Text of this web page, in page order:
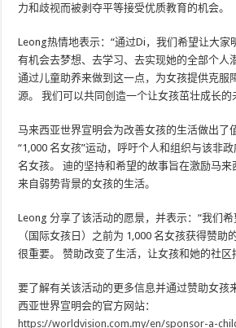
力和歧视而被剥夺平等接受优质教育的机会。
Leong热情地表示：“通过Di，我们希望让大家
有机会去梦想、去学习、去实现她的全部个人
通过儿童助养来做到这一点，为女孩提供克服
源。 我们可以共同创造一个让女孩茁壮成长的
马来西亚世界宣明会为改善女孩的生活做出了
“1,000 名女孩”运动，呼吁个人和组织与该非
名女孩。 迪的坚持和希望的故事旨在激励马来
来自弱势背景的女孩的生活。
Leong 分享了该活动的愿景，并表示：“我们希
（国际女孩日）之前为 1,000 名女孩获得赞助
很重要。 赞助改变了生活，让女孩和她的社区
要了解有关该活动的更多信息并通过赞助女孩
西亚世界宣明会的官方网站：
https://worldvision.com.my/en/sponsor-a-